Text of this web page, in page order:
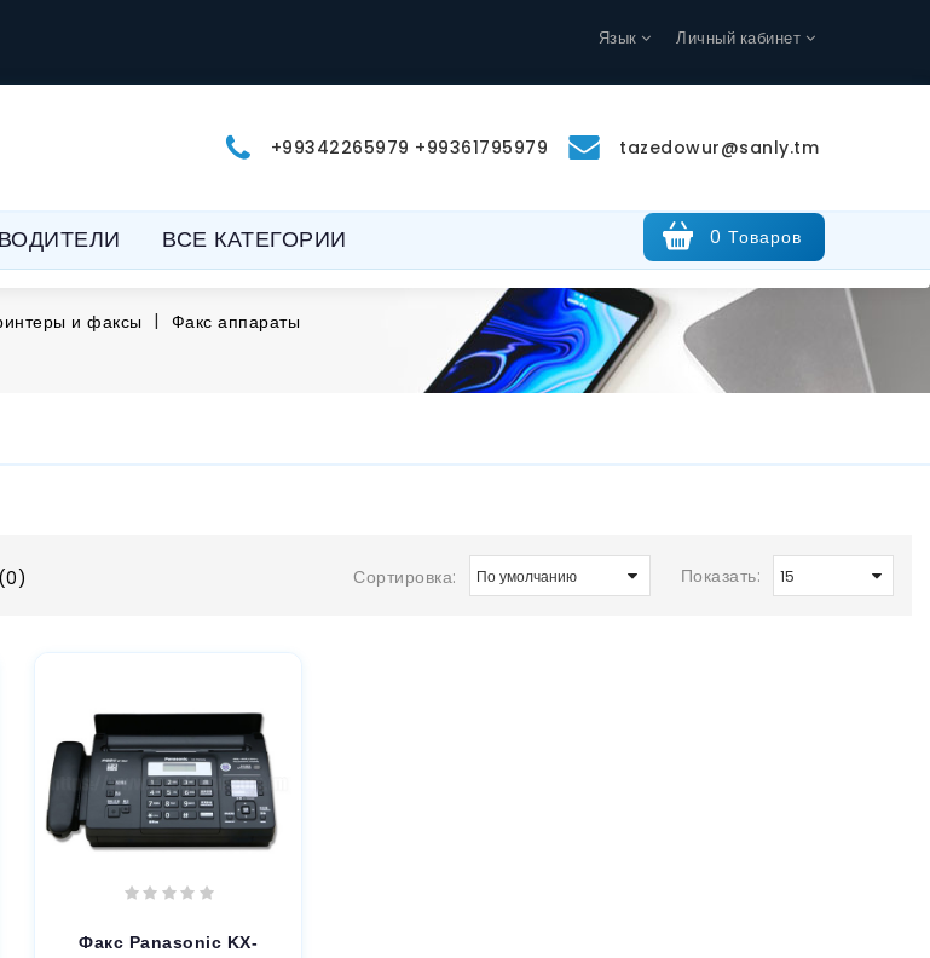
Язык Личный кабинет
+99342265979 +99361795979 tazedowur@sanly.tm
0 Товаров
ВСЕ КАТЕГОРИИ
и факсы Факс аппараты
Сортировка: Показать:
Факс Panasonic KX-